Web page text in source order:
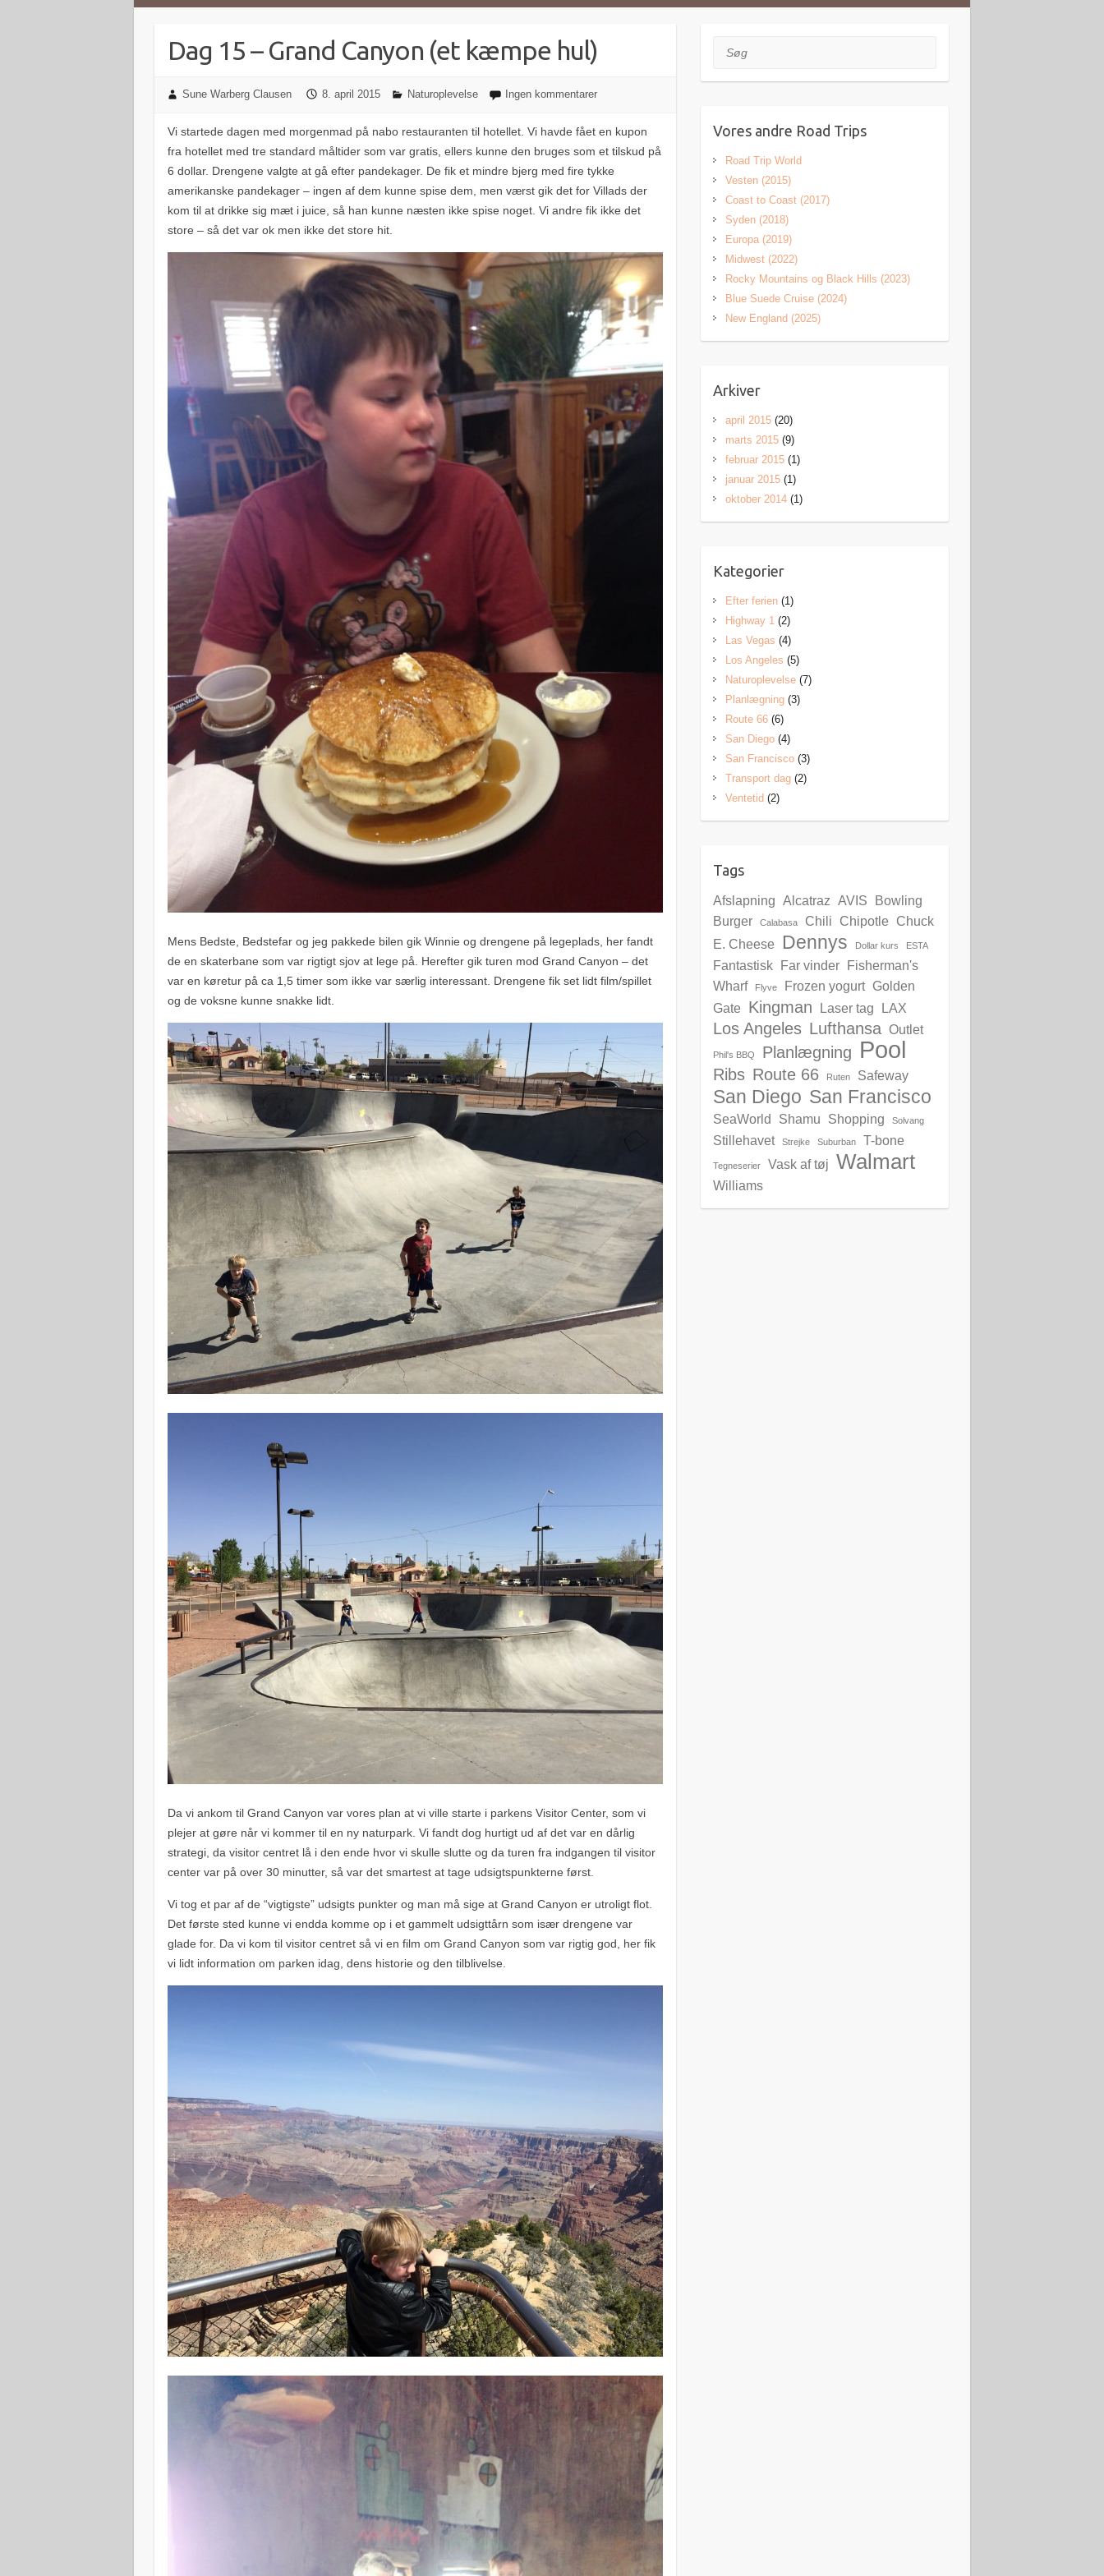
Dag 15 – Grand Canyon (et kæmpe hul)
Sune Warberg Clausen 8. april 2015 Naturoplevelse Ingen kommentarer
Vi startede dagen med morgenmad på nabo restauranten til hotellet. Vi havde fået en kupon
fra hotellet med tre standard måltider som var gratis, ellers kunne den bruges som et tilskud på
6 dollar. Drengene valgte at gå efter pandekager. De fik et mindre bjerg med fire tykke
amerikanske pandekager – ingen af dem kunne spise dem, men værst gik det for Villads der
kom til at drikke sig mæt i juice, så han kunne næsten ikke spise noget. Vi andre fik ikke det
store – så det var ok men ikke det store hit.
Mens Bedste, Bedstefar og jeg pakkede bilen gik Winnie og drengene på legeplads, her fandt
de en skaterbane som var rigtigt sjov at lege på. Herefter gik turen mod Grand Canyon – det
var en køretur på ca 1,5 timer som ikke var særlig interessant. Drengene fik set lidt film/spillet
og de voksne kunne snakke lidt.
Da vi ankom til Grand Canyon var vores plan at vi ville starte i parkens Visitor Center, som vi
plejer at gøre når vi kommer til en ny naturpark. Vi fandt dog hurtigt ud af det var en dårlig
strategi, da visitor centret lå i den ende hvor vi skulle slutte og da turen fra indgangen til visitor
center var på over 30 minutter, så var det smartest at tage udsigtspunkterne først.
Vi tog et par af de “vigtigste” udsigts punkter og man må sige at Grand Canyon er utroligt flot.
Det første sted kunne vi endda komme op i et gammelt udsigttårn som især drengene var
glade for. Da vi kom til visitor centret så vi en film om Grand Canyon som var rigtig god, her fik
vi lidt information om parken idag, dens historie og den tilblivelse.
Søg
Vores andre Road Trips
Road Trip World
Vesten (2015)
Coast to Coast (2017)
Syden (2018)
Europa (2019)
Midwest (2022)
Rocky Mountains og Black Hills (2023)
Blue Suede Cruise (2024)
New England (2025)
Arkiver
april 2015(20)
marts 2015(9)
februar 2015(1)
januar 2015(1)
oktober 2014(1)
Kategorier
Efter ferien(1)
Highway 1(2)
Las Vegas (4)
Los Angeles (5)
Naturoplevelse(7)
Planlægning(3)
Route 66(6)
San Diego(4)
San Francisco(3)
Transport dag(2)
Ventetid (2)
Tags
Afslapning Alcatraz AVIS
Bowling
Burger
Calabasa Chili Chipotle
Chuck
E. Cheese
Dennys Dollar kurs ESTA
Fantastisk Far vinder
Fisherman's
Wharf
Flyve Frozen yogurt Golden
Gate
Kingman Laser tag LAX
Los Angeles Lufthansa Outlet
Phil's BBQ Planlægning Pool
Ribs Route 66 Ruten Safeway
San Diego San Francisco
SeaWorld Shamu Shopping Solvang
Stillehavet Strejke Suburban T-bone
Tegneserier Vask af tøj Walmart
Williams